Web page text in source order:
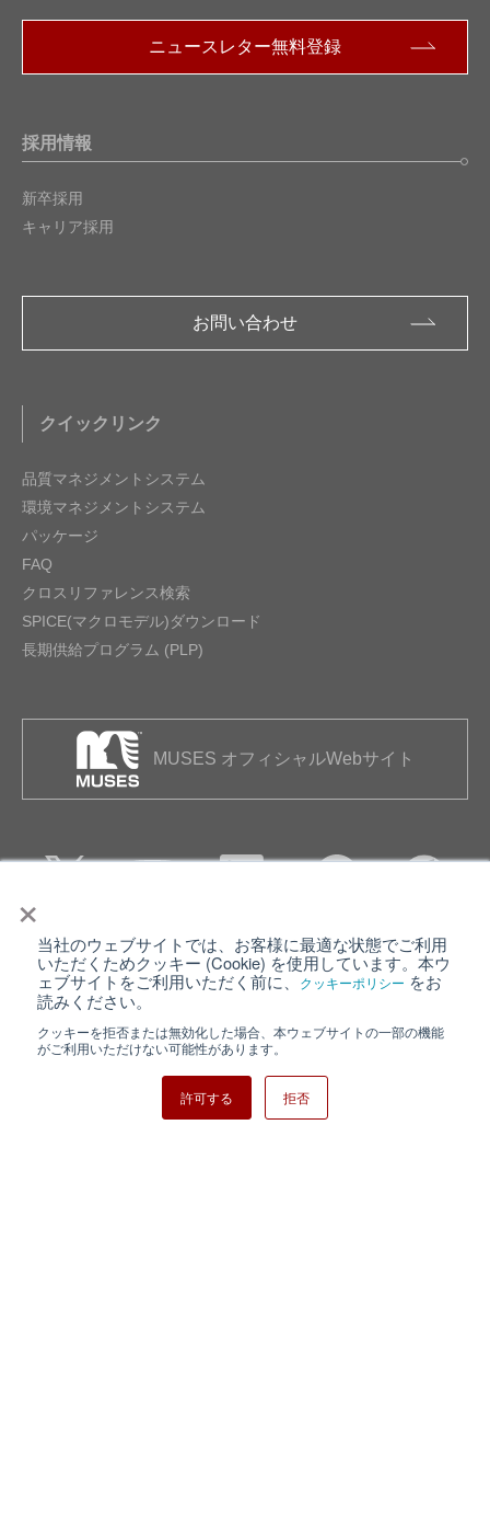
×
当社のウェブサイトでは、お客様に最適な状態でご利用
いただくためクッキー (Cookie) を使用しています。本ウ
ェブサイトをご利用いただく前に、
クッキーポリシー をお
読みください。
クッキーを拒否または無効化した場合、本ウェブサイトの一部の機能
がご利用いただけない可能性があります。
許可する 拒否
ニュースレター無料登録
採用情報
新卒採用
キャリア採用
お問い合わせ
クイックリンク
品質マネジメントシステム
環境マネジメントシステム
パッケージ
FAQ
クロスリファレンス検索
SPICE(マクロモデル)ダウンロード
長期供給プログラム (PLP)
MUSES オフィシャルWebサイト
個人情報保護について ウェブサイト利用規約
クッキーポリシー
日清紡ホールディングス
Copyright ⓒ Nisshinbo Micro Devices Inc. All Rights Reserved.